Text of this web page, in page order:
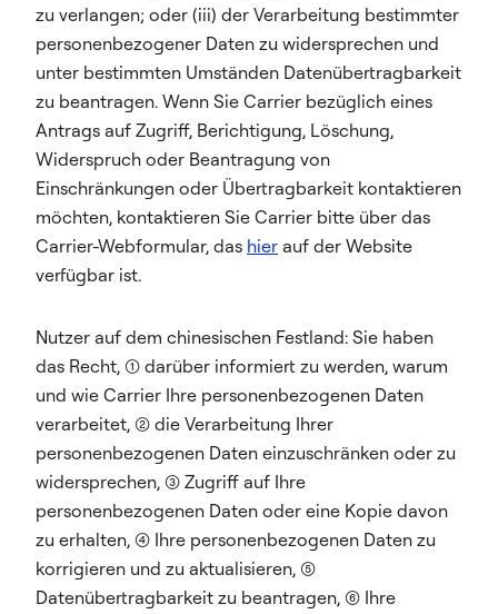
zu verlangen; oder (iii) der Verarbeitung bestimmter
personenbezogener Daten zu widersprechen und
unter bestimmten Umständen Datenübertragbarkeit
zu beantragen. Wenn Sie Carrier bezüglich eines
Antrags auf Zugriff, Berichtigung, Löschung,
Widerspruch oder Beantragung von
Einschränkungen oder Übertragbarkeit kontaktieren
möchten, kontaktieren Sie Carrier bitte über das
Carrier-Webformular, das hier auf der Website
verfügbar ist.
Nutzer auf dem chinesischen Festland: Sie haben
das Recht, (1) darüber informiert zu werden, warum
und wie Carrier Ihre personenbezogenen Daten
verarbeitet, (2) die Verarbeitung Ihrer
personenbezogenen Daten einzuschränken oder zu
widersprechen, (3) Zugriff auf Ihre
personenbezogenen Daten oder eine Kopie davon
zu erhalten, (4) Ihre personenbezogenen Daten zu
korrigieren und zu aktualisieren, (5)
Datenübertragbarkeit zu beantragen, (6) Ihre